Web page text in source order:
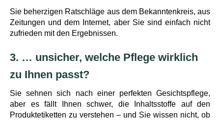
Sie beherzigen Ratschläge aus dem Bekanntenkreis, aus
Zeitungen und dem Internet, aber Sie sind einfach nicht
zufrieden mit den Ergebnissen.
3. … unsicher, welche Pflege wirklich
zu Ihnen passt?
Sie sehnen sich nach einer perfekten Gesichtspflege,
aber es fällt Ihnen schwer, die Inhaltsstoffe auf den
Produktetiketten zu verstehen – und Sie wissen nicht, ob